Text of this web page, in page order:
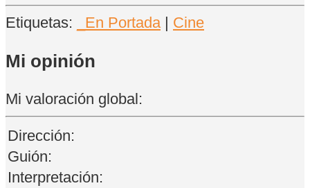
Etiquetas: _En Portada| Cine
Mi opinión
Mi valoración global:
Dirección:
Guión:
Interpretación: